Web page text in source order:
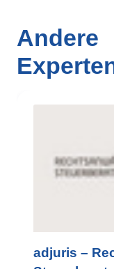
Andere
adjuris –